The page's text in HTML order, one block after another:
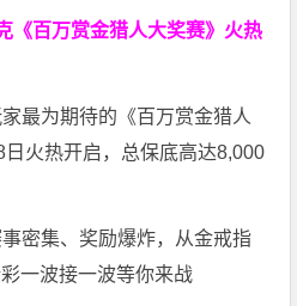
《百万赏金猎人大奖赛》 火热
最为期待的《百万赏金猎人
火热开启，总保底高达8,000
密集、奖励爆炸，从金戒指
一波接一波等你来战